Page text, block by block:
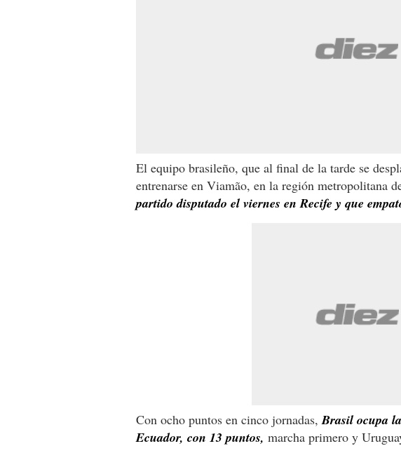
El equipo brasileño, que al final de la tarde se
entrenarse en Viamão, en la región metropolitana
partido disputado el viernes en Recife y que
Con ocho puntos en cinco jornadas, Brasil ocupa
Ecuador, con 13 puntos, marcha primero y